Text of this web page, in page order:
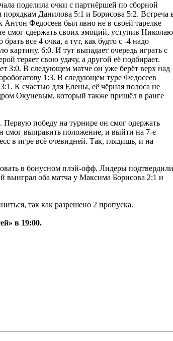
поделила очки с партнёршей по сборной
Данилова 5:1 и Борисова 5:2. Встреча
Федосеев был явно не в своей тарелке
смог сдержать своих эмоций, уступив Николаю
все 4 очка, а тут, как будто с -4 надо
6:0. И тут выпадает очередь играть с
теряет свою удачу, а другой её подбирает.
3:0. В следующем матче он уже берёт верх над
1:3. В следующем туре Федосеев
К счастью для Елены, её чёрная полоса не
Окуневым, который также пришёл в ранге
победу на турнире он смог одержать
смог выправить положение, и выйти на 7-е
в игре всё очевидней. Так, глядишь, и на
в бонусном плэй-офф. Лидеры подтвердили
выиграл оба матча у Максима Борисова 2:1 и
так как разрешено 2 пропуска.
в 19:00.